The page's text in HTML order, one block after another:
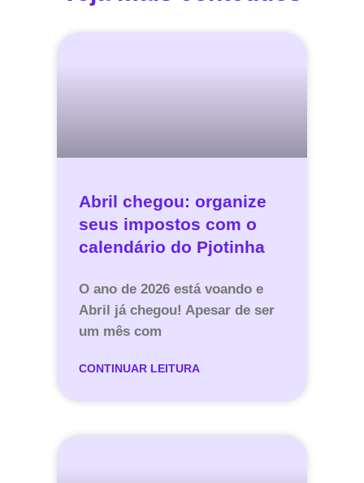
Abril chegou: organize
seus impostos com o
calendário do Pjotinha
O ano de 2026 está voando e
Abril já chegou! Apesar de ser
um mês com
CONTINUAR LEITURA